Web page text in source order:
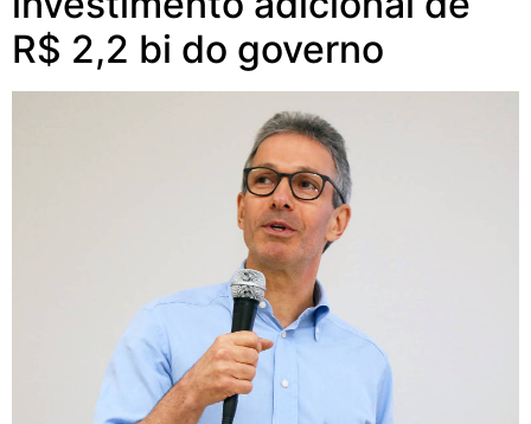
R$ 2,2 bi do governo